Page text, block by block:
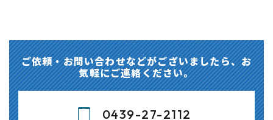
ご依頼・お問い合わせなどがございましたら、​​​​​​​お
気軽にご連絡ください。
0439-27-2112